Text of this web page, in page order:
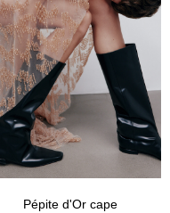
Pépite d'Or cape